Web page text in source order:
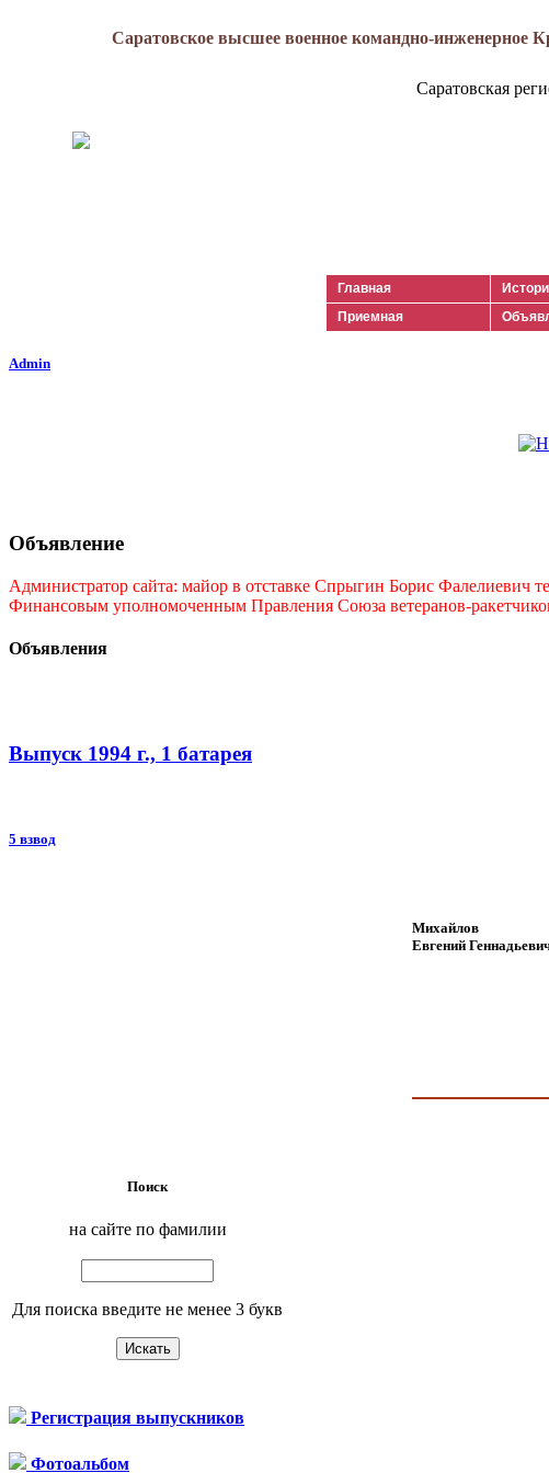
Саратовское высшее военное командно-инженерное
Саратовская
Главная
Приемная
Admin
Объявление
Администратор сайта: майор в отставке Спрыгин Борис Фалелиевич
Финансовым уполномоченным Правления Союза ветеранов-
Объявления
Выпуск 1994 г., 1 батарея
5 взвод
Михайлов
Евгений
Поиск
на сайте по фамилии
Для поиска введите не менее 3 букв
Регистрация выпускников
Фотоальбом